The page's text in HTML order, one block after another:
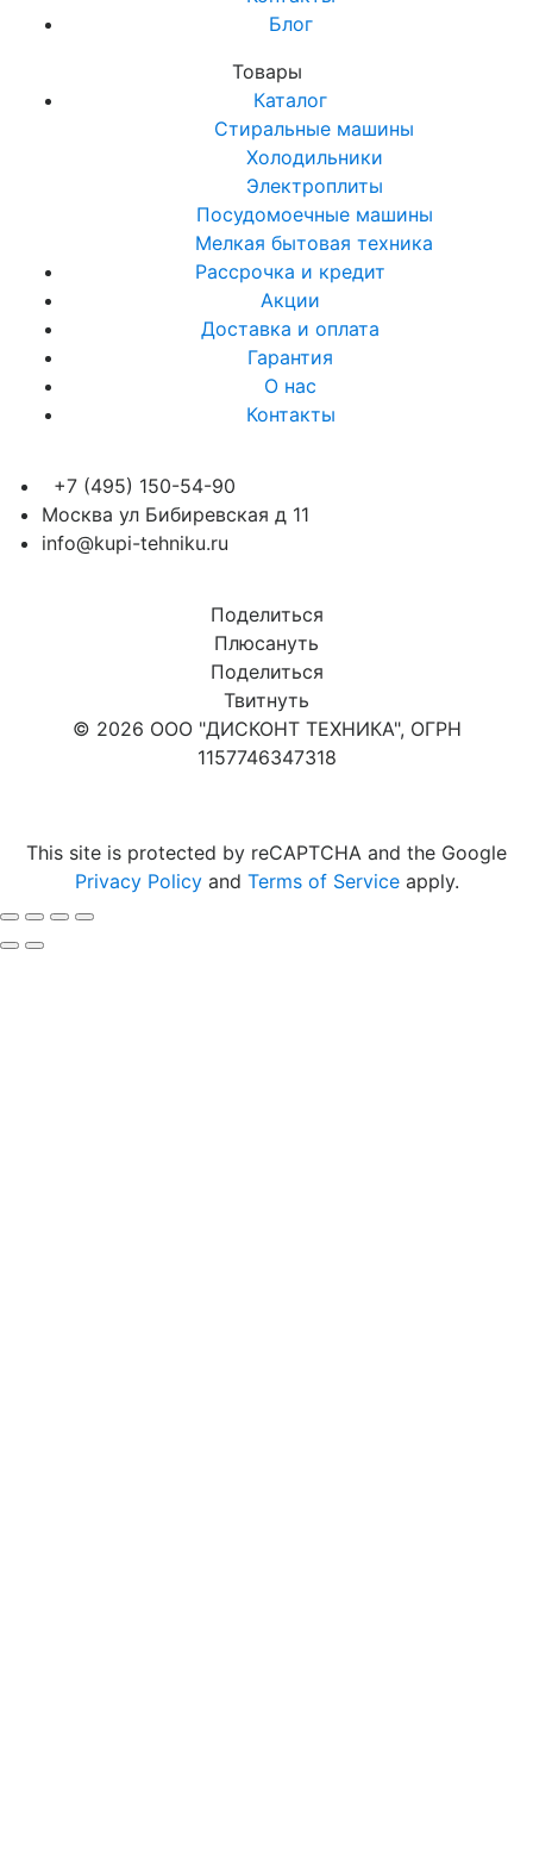
Блог
Товары
Каталог
Стиральные машины
Холодильники
Электроплиты
Посудомоечные машины
Мелкая бытовая техника
Рассрочка и кредит
Акции
Доставка и оплата
Гарантия
О нас
Контакты
+7 (495) 150-54-90
Москва ул Бибиревская д 11
info@kupi-tehniku.ru
Поделиться
Плюсануть
Поделиться
Твитнуть
© 2026 ООО "ДИСКОНТ ТЕХНИКА", ОГРН
1157746347318
This site is protected by reCAPTCHA and the Google
Privacy Policyand Terms of Serviceapply.